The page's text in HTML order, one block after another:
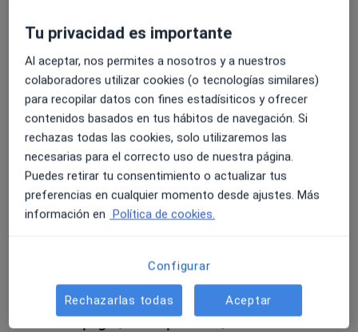
Dirección 1 Dirección 2
Hospital Universitario HM Torrelodones
Avenida Castillo de Olivares, s/n, Torrelodones
28250
Ampliarse abre en una nueva
¿Qué puedo hacer ahora?
Formas de pago (visitas privadas)
Tu privacidad es importante
Al aceptar, nos permites a nosotros y a nuestros
colaboradores utilizar cookies (o tecnologías similares)
para recopilar datos con fines estadísiticos y ofrecer
contenidos basados en tus hábitos de navegación. Si
rechazas todas las cookies, solo utilizaremos las
necesarias para el correcto uso de nuestra página.
Puedes retirar tu consentimiento o actualizar tus
preferencias en cualquier momento desde ajustes. Más
información en Política de cookies.
Configurar
Rechazarlas todas Aceptar